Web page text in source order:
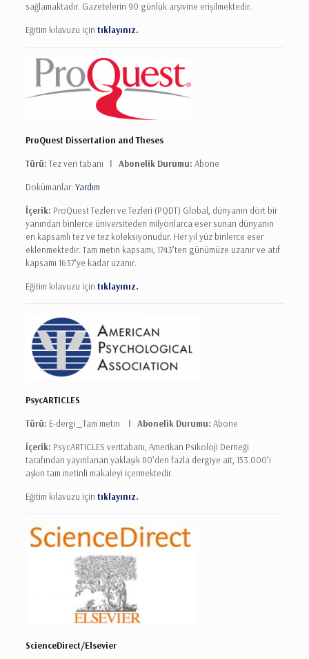
sağlamaktadır. Gazetelerin 90 günlük arşivine erişilmektedir.
Eğitim kılavuzu için tıklayınız.
ProQuest Dissertation and Theses
Türü:Tez veri tabanı Ι Abonelik Durumu: Abone
Dokümanlar: Yardım
İçerik: ProQuest Tezleri ve Tezleri (PQDT) Global, dünyanın dört bir
yanından binlerce üniversiteden milyonlarca eser sunan dünyanın
en kapsamlı tez ve tez koleksiyonudur. Her yıl yüz binlerce eser
eklenmektedir. Tam metin kapsamı, 1743’ten günümüze uzanır ve atıf
kapsamı 1637’ye kadar uzanır.
Eğitim kılavuzu için tıklayınız.
PsycARTICLES
Türü: E-dergi _Tam metin Ι Abonelik Durumu: Abone
İçerik: PsycARTICLES veritabanı, Amerikan Psikoloji Derneği
tarafından yayınlanan yaklaşık 80’den fazla dergiye ait, 153.000’i
aşkın tam metinli makaleyi içermektedir.
Eğitim kılavuzu için tıklayınız.
ScienceDirect/Elsevier